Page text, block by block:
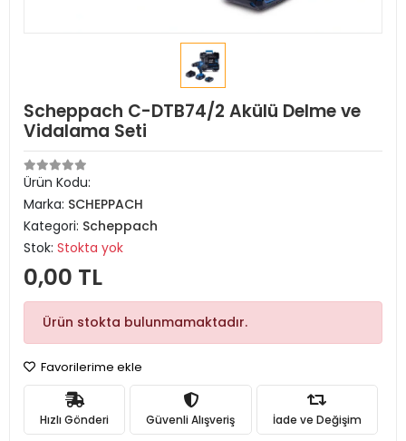
Scheppach C-DTB74/2 Akülü Delme ve
Vidalama Seti
Ürün Kodu:
Marka: SCHEPPACH
Kategori: Scheppach
Stok: Stokta yok
0,00 TL
Ürün stokta bulunmamaktadır.
Favorilerime ekle
Hızlı Gönderi Güvenli Alışveriş İade ve Değişim